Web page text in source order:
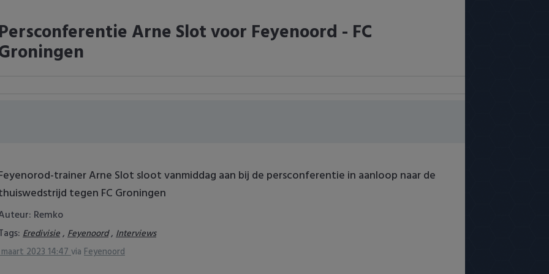
Arne Slot voor Feyenoord - FC
trainer Arne Slot sloot vanmiddag aan bij de persconferentie in aanloop naar de
tegen FC Groningen
Remko
Eredivisie, Feyenoord, Interviews
2023 14:47via Feyenoord